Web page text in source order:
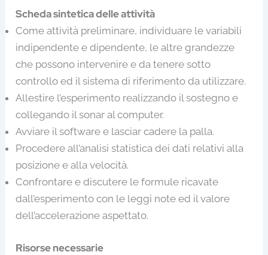
Scheda sintetica delle attività
Come attività preliminare, individuare le variabili
indipendente e dipendente, le altre grandezze
che possono intervenire e da tenere sotto
controllo ed il sistema di riferimento da utilizzare.
Allestire l’esperimento realizzando il sostegno e
collegando il sonar al computer.
Avviare il software e lasciar cadere la palla.
Procedere all’analisi statistica dei dati relativi alla
posizione e alla velocità.
Confrontare e discutere le formule ricavate
dall’esperimento con le leggi note ed il valore
dell’accelerazione aspettato.
Risorse necessarie